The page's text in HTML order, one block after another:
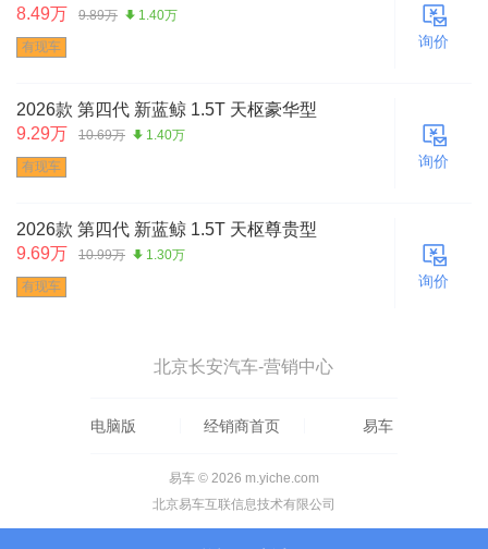
8.49万
9.89万 1.40万
有现车 询价
2026款 第四代 新蓝鲸 1.5T 天枢豪华型
9.29万
10.69万 1.40万
有现车 询价
2026款 第四代 新蓝鲸 1.5T 天枢尊贵型
9.69万
10.99万 1.30万
有现车 询价
北京长安汽车-营销中心
电脑版 经销商首页 易车
易车 © 2026 m.yiche.com
北京易车互联信息技术有限公司